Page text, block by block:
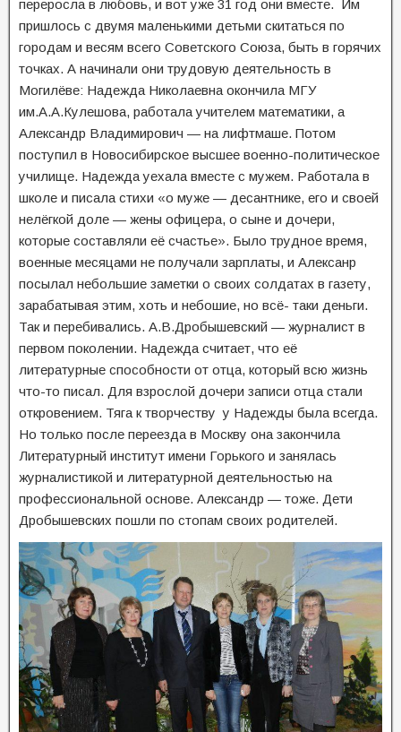
переросла в любовь, и вот уже 31 год они вместе. Им
пришлось с двумя маленькими детьми скитаться по
городам и весям всего Советского Союза, быть в горячих
точках. А начинали они трудовую деятельность в
Могилёве: Надежда Николаевна окончила МГУ
им.А.А.Кулешова, работала учителем математики, а
Александр Владимирович — на лифтмаше. Потом
поступил в Новосибирское высшее военно-политическое
училище. Надежда уехала вместе с мужем. Работала в
школе и писала стихи «о муже — десантнике, его и своей
нелёгкой доле — жены офицера, о сыне и дочери,
которые составляли её счастье». Было трудное время,
военные месяцами не получали зарплаты, и Алексанр
посылал небольшие заметки о своих солдатах в газету,
зарабатывая этим, хоть и небошие, но всё- таки деньги.
Так и перебивались. А.В.Дробышевский — журналист в
первом поколении. Надежда считает, что её
литературные способности от отца, который всю жизнь
что-то писал. Для взрослой дочери записи отца стали
откровением. Тяга к творчеству у Надежды была всегда.
Но только после переезда в Москву она закончила
Литературный институт имени Горького и занялась
журналистикой и литературной деятельностью на
профессиональной основе. Александр — тоже. Дети
Дробышевских пошли по стопам своих родителей.